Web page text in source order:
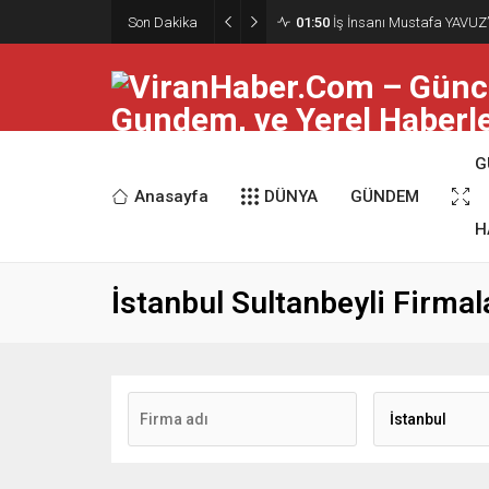
Son Dakika 01:50 İş İnsanı Mustafa
Anasayfa DÜNYA GÜNDEM
İstanbul Sultanbeyli